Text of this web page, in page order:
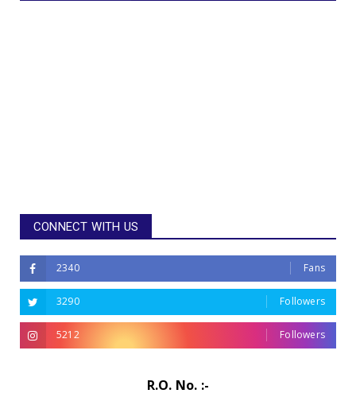
CONNECT WITH US
2340 Fans
3290 Followers
5212 Followers
R.O. No. :-